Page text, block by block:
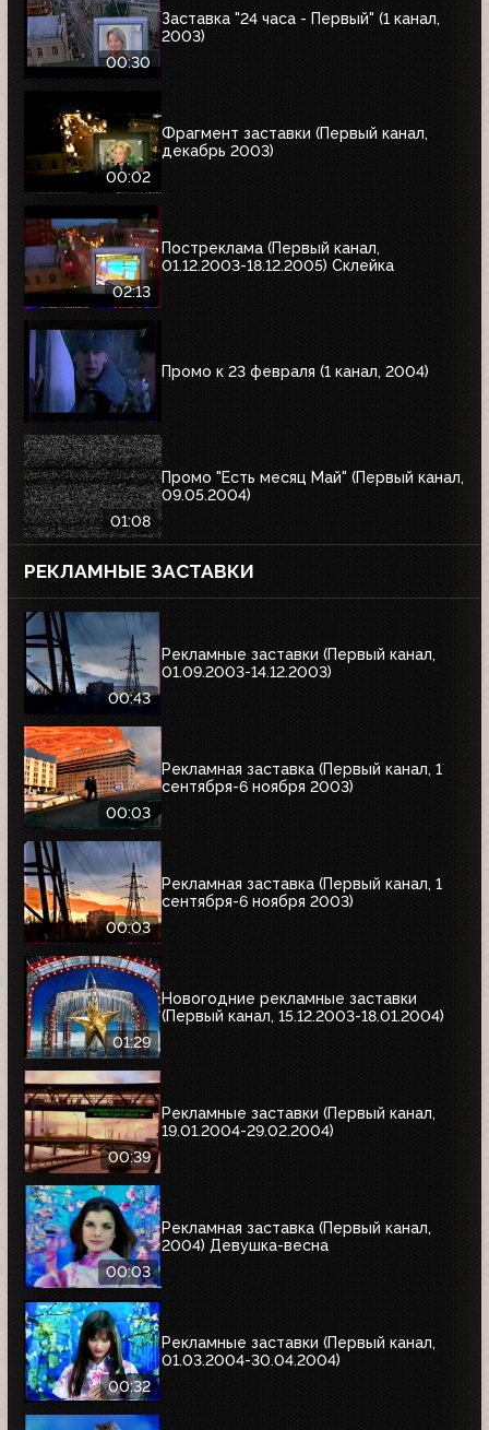
00:30
Заставка "24 часа - Первый" (1 канал,
2003)
00:02
Фрагмент заставки (Первый канал,
декабрь 2003)
02:13
Постреклама (Первый канал,
01.12.2003-18.12.2005) Склейка
Промо к 23 февраля (1 канал, 2004)
01:08
Промо "Есть месяц Май" (Первый канал,
09.05.2004)
РЕКЛАМНЫЕ ЗАСТАВКИ
00:43
Рекламные заставки (Первый канал,
01.09.2003-14.12.2003)
00:03
Рекламная заставка (Первый канал, 1
сентября-6 ноября 2003)
00:03
Рекламная заставка (Первый канал, 1
сентября-6 ноября 2003)
01:29
Новогодние рекламные заставки
(Первый канал, 15.12.2003-18.01.2004)
00:39
Рекламные заставки (Первый канал,
19.01.2004-29.02.2004)
00:03
Рекламная заставка (Первый канал,
2004) Девушка-весна
00:32
Рекламные заставки (Первый канал,
01.03.2004-30.04.2004)